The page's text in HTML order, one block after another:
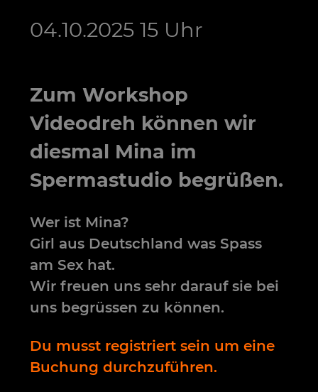
04.10.2025 15 Uhr
Zum Workshop
Videodreh können wir
diesmal Mina im
Spermastudio begrüßen.
Wer ist Mina?
Girl aus Deutschland was Spass
am Sex hat.
Wir freuen uns sehr darauf sie bei
uns begrüssen zu können.
Du musst registriert sein um eine
Buchung durchzuführen.